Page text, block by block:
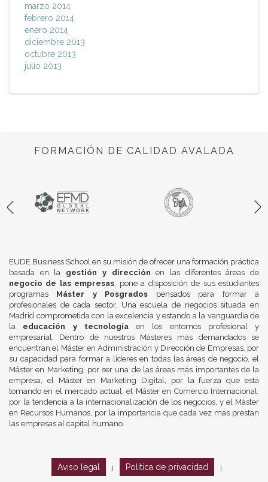
marzo 2014
febrero 2014
enero 2014
diciembre 2013
octubre 2013
julio 2013
FORMACIÓN DE CALIDAD AVALADA
EUDE Business School en su misión de ofrecer una formación práctica
basada en la gestión y dirección en las diferentes áreas de
negocio de las empresas, pone a disposición de sus estudiantes
programas Máster y Posgrados pensados para formar a
profesionales de cada sector. Una escuela de negocios situada en
Madrid comprometida con la excelencia y estando a la vanguardia de
la educación y tecnologíaen los entornos profesional y
empresarial. Dentro de nuestros Másteres más demandados se
encuentran el Máster en Administración y Dirección de Empresas, por
su capacidad para formar a líderes en todas las áreas de negocio, el
Máster en Marketing, por ser una de las áreas más importantes de la
empresa, el Máster en Marketing Digital, por la fuerza que está
tomando en el mercado actual, el Máster en Comercio Internacional,
por la tendencia a la internacionalización de los negocios, y el Máster
en Recursos Humanos, por la importancia que cada vez más prestan
las empresas al capital humano.
Aviso legal Política de privacidad